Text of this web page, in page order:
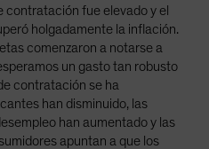
contratación fue elevado y el
holgadamente la inflación.
comenzaron a notarse a
un gasto tan robusto
contratación se ha
han disminuido, las
han aumentado y las
apuntan a que los